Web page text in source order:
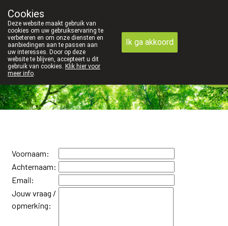
Voornaam:
Achternaam:
Email:
Jouw vraag /
opmerking:
Cookies
Deze website maakt gebruik van
cookies om uw gebruikservaring te
verbeteren en om onze diensten en
aanbiedingen aan te passen aan
uw interesses. Door op deze
website te blijven, accepteert u dit
gebruik van cookies. Klik hier voor
meer info.
Ik ga akkoord